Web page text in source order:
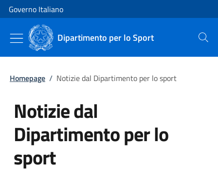
Vai al contenuto
Vai alla navigazione del sito
Governo Italiano
Dipartimento per lo Sport Cerca
Homepage / Notizie dal Dipartimento per lo sport
Notizie dal
Dipartimento per lo
sport